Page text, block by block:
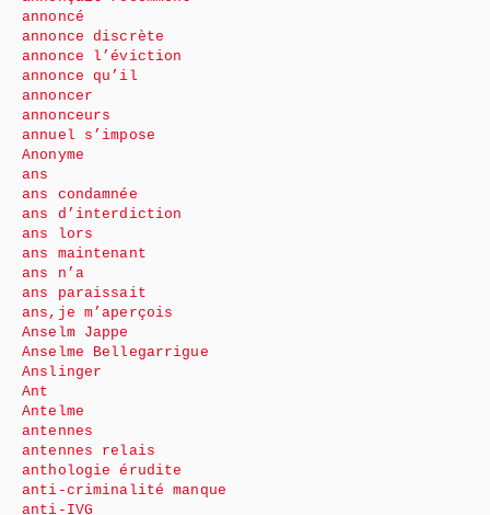
annoncé
annonce discrète
annonce l’éviction
annonce qu’il
annoncer
annonceurs
annuel s’impose
Anonyme
ans
ans condamnée
ans d’interdiction
ans lors
ans maintenant
ans n’a
ans paraissait
ans,je m’aperçois
Anselm Jappe
Anselme Bellegarrigue
Anslinger
Ant
Antelme
antennes
antennes relais
anthologie érudite
anti-criminalité manque
anti-IVG